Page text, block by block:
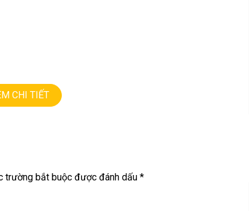
CHI TIẾT
trường bắt buộc được đánh dấu *